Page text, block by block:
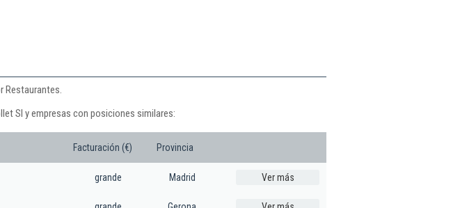
Restaurantes.
Sl y empresas con posiciones similares:
Facturación (€) Provincia
grande Madrid Ver más